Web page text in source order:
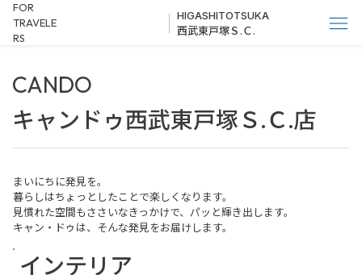
FOR
TRAVELE
RS
HIGASHITOTSUKA
西武東戸塚Ｓ.Ｃ.
CANDO
キャンドゥ西武東戸塚Ｓ.Ｃ.店
インテリア
まいにちに発見を。
暮らしはちょっとしたことで楽しくなります。
見慣れた空間もささいなきっかけで、パッと輝き出します。
キャン・ドゥは、そんな発見をお届けします。